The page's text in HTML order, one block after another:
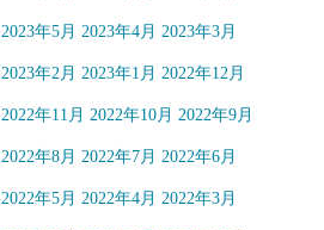
2023年5月 2023年4月 2023年3月
2023年2月 2023年1月 2022年12月
2022年11月 2022年10月 2022年9月
2022年8月 2022年7月 2022年6月
2022年5月 2022年4月 2022年3月